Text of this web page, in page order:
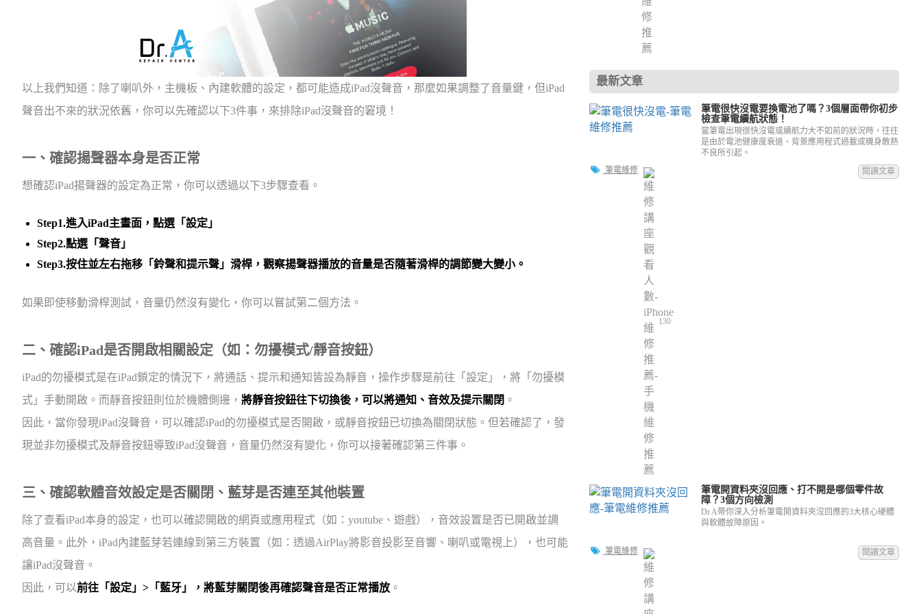
以上我們知道：除了喇叭外，主機板、內建軟體的設定，都可能造成iPad沒聲音，那麼如果調整了音量鍵，但iPad
聲音出不來的狀況依舊，你可以先確認以下3件事，來排除iPad沒聲音的窘境！
一、確認揚聲器本身是否正常
想確認iPad揚聲器的設定為正常，你可以透過以下3步驟查看。
Step1.進入iPad主畫面，點選「設定」
Step2.點選「聲音」
Step3.按住並左右拖移「鈴聲和提示聲」滑桿，觀察揚聲器播放的音量是否隨著滑桿的調節變大變小。
如果即使移動滑桿測試，音量仍然沒有變化，你可以嘗試第二個方法。
二、確認iPad是否開啟相關設定（如：勿擾模式/靜音按鈕）
iPad的勿擾模式是在iPad鎖定的情況下，將通話、提示和通知皆設為靜音，操作步驟是前往「設定」，將「勿擾模
式」手動開啟。而靜音按鈕則位於機體側邊， 將靜音按鈕往下切換後，可以將通知、音效及提示關閉 。
因此，當你發現iPad沒聲音，可以確認iPad的勿擾模式是否開啟，或靜音按鈕已切換為關閉狀態。但若確認了，發
現並非勿擾模式及靜音按鈕導致iPad沒聲音，音量仍然沒有變化，你可以接著確認第三件事。
三、確認軟體音效設定是否關閉、藍芽是否連至其他裝置
除了查看iPad本身的設定，也可以確認開啟的網頁或應用程式（如：youtube、遊戲），音效設置是否已開啟並調
高音量。此外，iPad內建藍芽若連線到第三方裝置（如：透過AirPlay將影音投影至音響、喇叭或電視上），也可能
讓iPad沒聲音。
因此，可以前往「設定」>「藍牙」，將藍芽關閉後再確認聲音是否正常播放 。
最新文章
筆電很快沒電要換電池了嗎？3個層面帶你初步
檢查筆電續航狀態！
當筆電出現很快沒電或續航力大不如前的狀況時，往往
是由於電池健康度衰退、背景應用程式過載或機身散熱
不良所引起。
筆電維修
130
閱讀文章
筆電開資料夾沒回應、打不開是哪個零件故
障？3個方向檢測
Dr.A帶你深入分析筆電開資料夾沒回應的3大核心硬體
與軟體故障原因。
筆電維修 閱讀文章